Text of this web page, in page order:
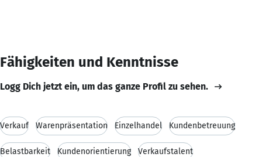
Fähigkeiten und Kenntnisse
Logg Dich jetzt ein, um das ganze Profil zu sehen.
Verkauf Warenpräsentation Einzelhandel Kundenbetreuung
Belastbarkeit Kundenorientierung Verkaufstalent